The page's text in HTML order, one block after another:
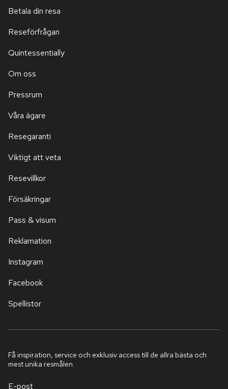
Betala din resa
Reseförfrågan
Quintessentially
Om oss
Pressrum
Våra ägare
Resegaranti
Viktigt att veta
Resevillkor
Försäkringar
Pass & visum
Reklamation
Instagram
Facebook
Spellistor
Få inspiration, service och exklusiv access till de allra bästa och
mest unika resmålen.
E-post